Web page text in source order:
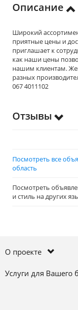
Описание
Широкий
приятные цены и
приглашает к
как наши цены
нашим клиентам.
разных
067 4011102
Отзывы
Посмотреть все
область
Посмотреть
и стиль на других
О проекте
Услуги для Вашего